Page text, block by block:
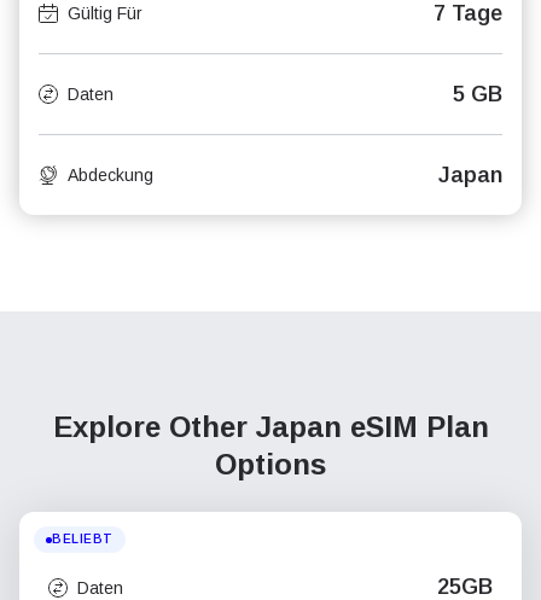
Gültig Für 7 Tage
Daten 5 GB
Abdeckung Japan
Explore Other Japan eSIM Plan
Options
BELIEBT
Daten 25GB